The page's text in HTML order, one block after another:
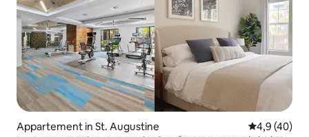
Appartement in St. Augustine Gemiddelde
4,9 (40)